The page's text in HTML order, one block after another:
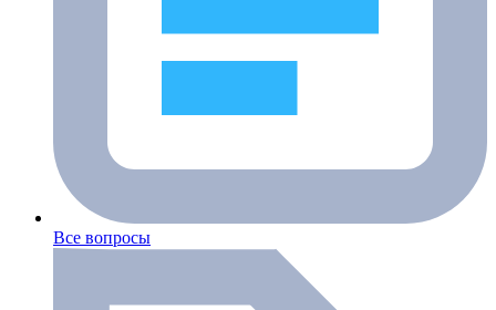
Все вопросы